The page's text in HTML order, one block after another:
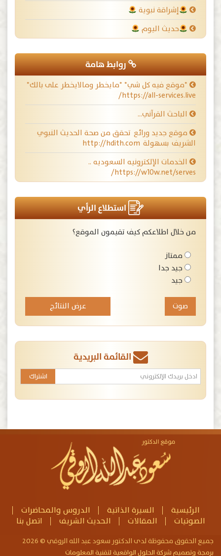
إشراقة نبوية
حديث اليوم
روابط هامة
*موقع فيه كل شي* *مايخطر ومالايخطر على بالك*
https://all-services.live/
الباحث القرآني…
موقع جديد ورائع تحقق من صحة الحديث النبوي
الشريف بسهولة http://hdith.com
الخدمات الإلكترونيه السعوديه ..
https://w10w.net/serves/
استطلاع الرأي
من خلال اطلاعكم كيف تقيمون الموقع؟
ممتاز
جيد جدا
جيد
عرض النتائج
القائمة البريدية
الرئيسية السيرة الذاتية
الدروس والمحاضرات
الصوتيات
المقالات الحديث الشريف اتصل بنا
جميع الحقوق محفوظة لدى الدكتور سعود عبد الله الروقي © 2026
برمجة وتصميم شركة الحلول الواقعية لتقنية المعلومات